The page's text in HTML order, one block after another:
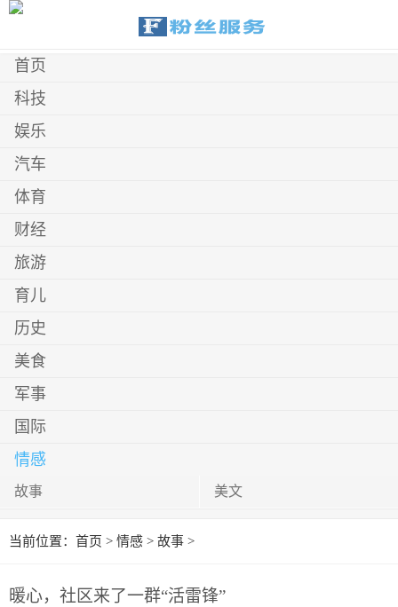
首页
科技
娱乐
汽车
体育
财经
旅游
育儿
历史
美食
军事
国际
情感
故事 美文
当前位置： 首页 > 情感 > 故事 >
暖心，社区来了一群“活雷锋”